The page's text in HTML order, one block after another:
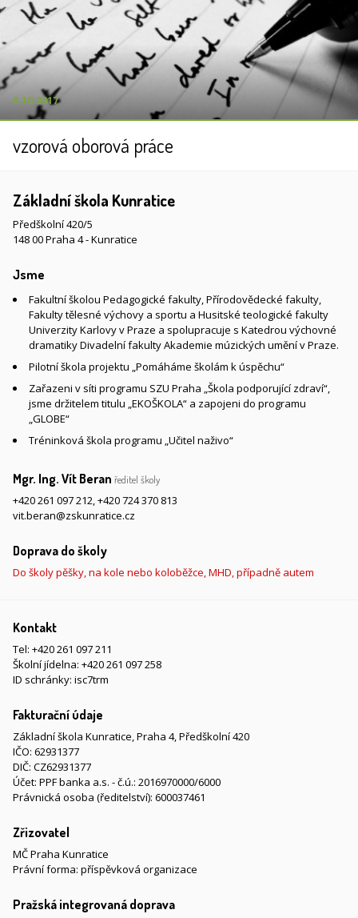
8.10.2017
vzorová oborová práce
Základní škola Kunratice
Předškolní 420/5
148 00 Praha 4 - Kunratice
Jsme
Fakultní školou Pedagogické fakulty, Přírodovědecké fakulty,
Fakulty tělesné výchovy a sportu a Husitské teologické fakulty
Univerzity Karlovy v Praze a spolupracuje s Katedrou výchovné
dramatiky Divadelní fakulty Akademie múzických umění v Praze.
Pilotní škola projektu „Pomáháme školám k úspěchu“
Zařazeni v síti programu SZU Praha „Škola podporující zdraví“,
jsme držitelem titulu „EKOŠKOLA“ a zapojeni do programu
„GLOBE“
Tréninková škola programu „Učitel naživo“
Mgr. Ing. Vít Beran ředitel školy
+420 261 097 212,+420 724 370 813
vit.beran@zskunratice.cz
Doprava do školy
Do školy pěšky, na kole nebo koloběžce, MHD, případně autem
Kontakt
Tel: +420 261 097 211
Školní jídelna: +420 261 097 258
ID schránky: isc7trm
Fakturační údaje
Základní škola Kunratice, Praha 4, Předškolní 420
IČO: 62931377
DIČ: CZ62931377
Účet: PPF banka a.s. - č.ú.: 2016970000/6000
Právnická osoba (ředitelství): 600037461
Zřizovatel
MČ Praha Kunratice
Právní forma: příspěvková organizace
Pražská integrovaná doprava